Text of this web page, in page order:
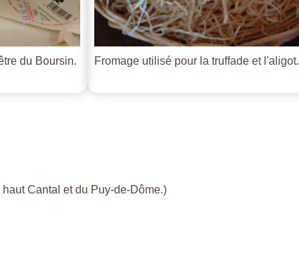
du Boursin. Fromage utilisé pour la truffade et l'aligot.
Cantal et du Puy-de-Dôme.)